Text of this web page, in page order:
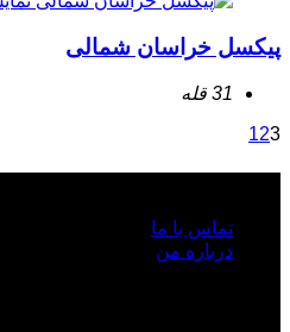
پیکسل خراسان شمالی
31 قله
123
تماس با ما
درباره من